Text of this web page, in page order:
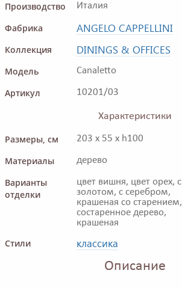
Производство
Италия
Фабрика ANGELO CAPPELLINI
Коллекция DININGS & OFFICES
Модель Canaletto
Артикул 10201/03
Характеристики
Размеры, см
203 x 55 x h100
Материалы дерево
Варианты
отделки
цвет вишня, цвет орех, с
золотом, с серебром,
крашеная со старением,
состаренное дерево,
крашеная
Стили классика
Описание